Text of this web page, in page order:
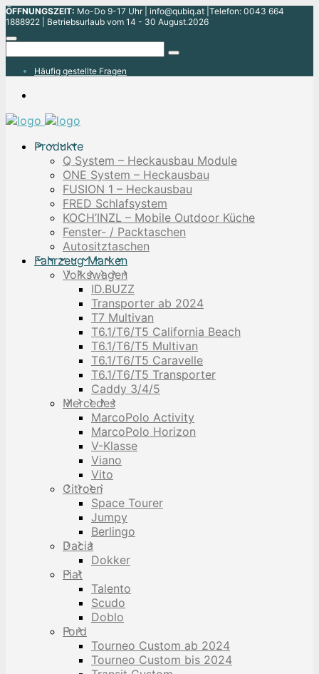
ÖFFNUNGSZEIT: Mo-Do 9-17 Uhr | info@qubiq.at |Telefon: 0043 664
1888922 | Betriebsurlaub vom 14 - 30 August.2026
Häufig gestellte Fragen
Produkte
Q System – Heckausbau Module
ONE System – Heckausbau
FUSION 1 – Heckausbau
FRED Schlafsystem
KOCH’INZL – Mobile Outdoor Küche
Fenster- / Packtaschen
Autositztaschen
Fahrzeug Marken
Volkswagen
ID.BUZZ
Transporter ab 2024
T7 Multivan
T6.1/T6/T5 California Beach
T6.1/T6/T5 Multivan
T6.1/T6/T5 Caravelle
T6.1/T6/T5 Transporter
Caddy 3/4/5
Mercedes
MarcoPolo Activity
MarcoPolo Horizon
V-Klasse
Viano
Vito
Citroen
Space Tourer
Jumpy
Berlingo
Dacia
Dokker
Fiat
Talento
Scudo
Doblo
Ford
Tourneo Custom ab 2024
Tourneo Custom bis 2024